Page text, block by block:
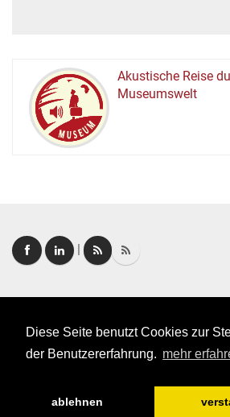
Diese Seite benutzt Cookies zur
der Benutzererfahrung. mehr
ablehnen
MUSEUM
Akustische Reise
Museumswelt
Copyright © 2026. Alle Rechte
Datenschutz
Allgemeine